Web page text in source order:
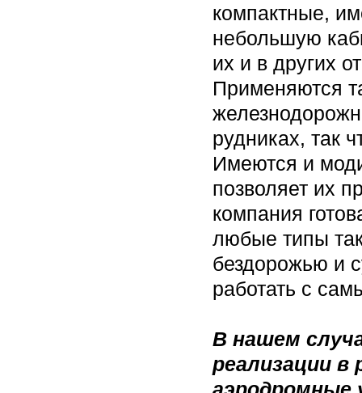
компактные,
небольшую
их и в других
Применяются
рудниках, так
Имеются и
позволяет их
компания
любые типы
бездорожью и
работать с
В нашем
реализации в